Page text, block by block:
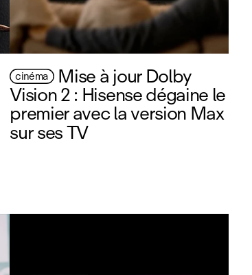
cinéma Mise à jour Dolby
Vision 2 : Hisense dégaine le
premier avec la version Max
sur ses TV